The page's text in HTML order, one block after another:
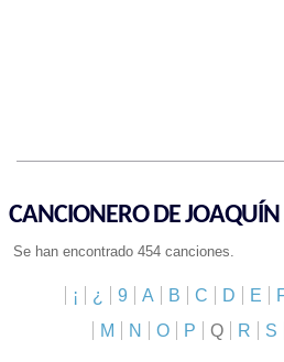
CANCIONERO DE
Se han encontrado 454 canciones.
¡ ¿ 9 A B C D E
M
N O P Q R S